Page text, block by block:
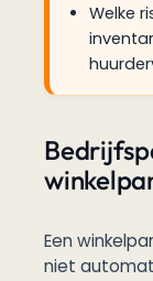
Welke
Een
niet